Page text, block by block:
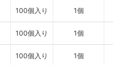
100個入り 1個
100個入り 1個
100個入り 1個